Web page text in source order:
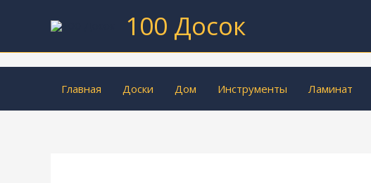
100 Досок
Главная Доски Дом Инструменты Ламинат